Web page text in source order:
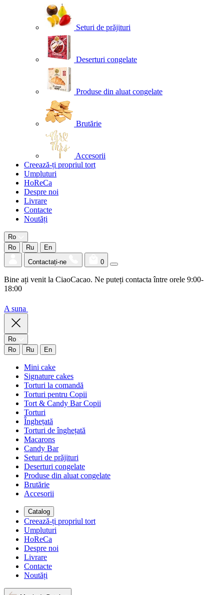
Seturi de prăjituri
Deserturi congelate
Produse din aluat congelate
Brutărie
Accesorii
Creează-ți propriul tort
Umpluturi
HoReCa
Despre noi
Livrare
Contacte
Noutăți
Ro
Ro
Ru
En
Contactați-ne
0
Bine ați venit la CiaoCacao. Ne puteți contacta între orele 9:00-
18:00
A suna
Ro
Ro
Ru En
Mini cake
Signature cakes
Torturi la comandă
Torturi pentru Copii
Tort & Candy Bar Copii
Torturi
Înghețată
Torturi de înghețată
Macarons
Candy Bar
Seturi de prăjituri
Deserturi congelate
Produse din aluat congelate
Brutărie
Accesorii
Catalog
Creează-ți propriul tort
Umpluturi
HoReCa
Despre noi
Livrare
Contacte
Noutăți